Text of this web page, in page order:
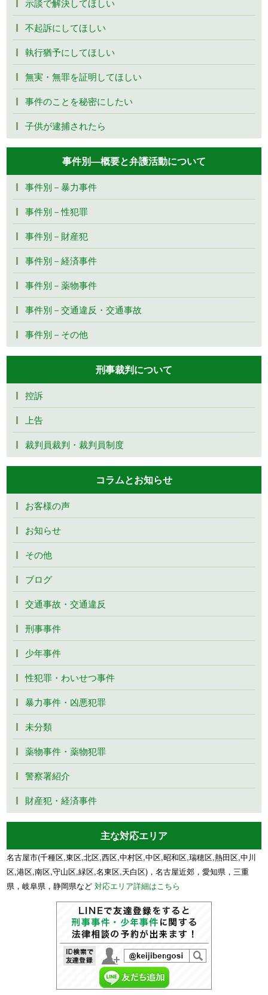
示談で解決してほしい
不起訴にしてほしい
執行猶予にしてほしい
無実・無罪を証明してほしい
事件のことを秘密にしたい
子供が逮捕されたら
事件別―概要と弁護活動について
事件別－暴力事件
事件別－性犯罪
事件別－財産犯
事件別－経済事件
事件別－薬物事件
事件別－交通違反・交通事故
事件別－その他
刑事裁判について
控訴
上告
裁判員裁判・裁判員制度
コラムとお知らせ
お客様の声
お知らせ
その他
ブログ
交通事故・交通違反
刑事事件
少年事件
性犯罪・わいせつ事件
暴力事件・凶悪犯罪
未分類
薬物事件・薬物犯罪
警察署紹介
財産犯・経済事件
主な対応エリア
名古屋市(千種区,東区,北区,西区,中村区,中区,昭和区,瑞穂区,熱田区,中川
区,港区,南区,守山区,緑区,名東区,天白区)，名古屋近郊，愛知県，三重
県，岐阜県，静岡県など対応エリア詳細はこちら